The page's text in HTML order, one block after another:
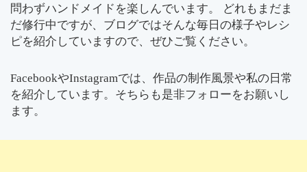
問わずハンドメイドを楽しんでいます。 どれもまだま
だ修行中ですが、ブログではそんな毎日の様子やレシ
ピを紹介していますので、ぜひご覧ください。
FacebookやInstagramでは、作品の制作風景や私の日常
を紹介しています。そちらも是非フォローをお願いし
ます。